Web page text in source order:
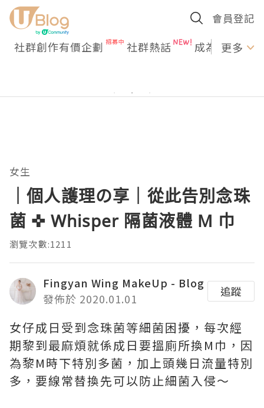
會員登記
社群創作有價企劃 社群熱話 成為U更多
女生
｜個人護理の享｜從此告別念珠
菌 ✜ Whisper 隔菌液體 M 巾
瀏覽次數:1211
Fingyan Wing MakeUp - Blog
發佈於 2020.01.01
追蹤
女仔成日受到念珠菌等細菌困擾，每次經
期黎到最麻煩就係成日要搵廁所換M巾，因
為黎M時下特別多菌，加上頭幾日流量特別
多，要線常替換先可以防止細菌入侵～